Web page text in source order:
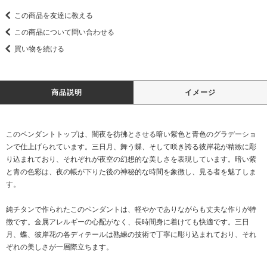
この商品を友達に教える
この商品について問い合わせる
買い物を続ける
商品説明 イメージ
このペンダントトップは、闇夜を彷彿とさせる暗い紫色と青色のグラデーショ
ンで仕上げられています。三日月、舞う蝶、そして咲き誇る彼岸花が精緻に彫
り込まれており、それぞれが夜空の幻想的な美しさを表現しています。暗い紫
と青の色彩は、夜の帳が下りた後の神秘的な時間を象徴し、見る者を魅了しま
す。
純チタンで作られたこのペンダントは、軽やかでありながらも丈夫な作りが特
徴です。金属アレルギーの心配がなく、長時間身に着けても快適です。三日
月、蝶、彼岸花の各ディテールは熟練の技術で丁寧に彫り込まれており、それ
ぞれの美しさが一層際立ちます。